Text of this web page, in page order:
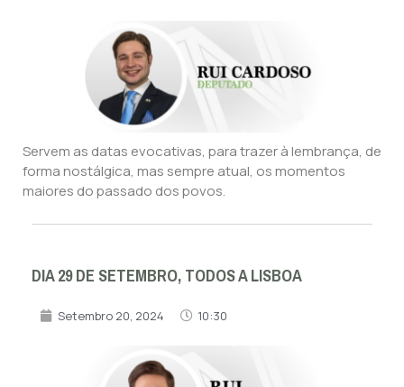
Servem as datas evocativas, para trazer à lembrança, de
forma nostálgica, mas sempre atual, os momentos
maiores do passado dos povos.
DIA 29 DE SETEMBRO, TODOS A LISBOA
Setembro 20, 2024 10:30